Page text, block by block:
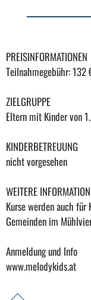
PREISINFORMATIONEN
Teilnahmegebühr: 132
ZIELGRUPPE
Eltern mit Kinder von
KINDERBETREUUNG
nicht vorgesehen
WEITERE
Kurse werden auch
Gemeinden im
Anmeldung und Info
www.melodykids.at